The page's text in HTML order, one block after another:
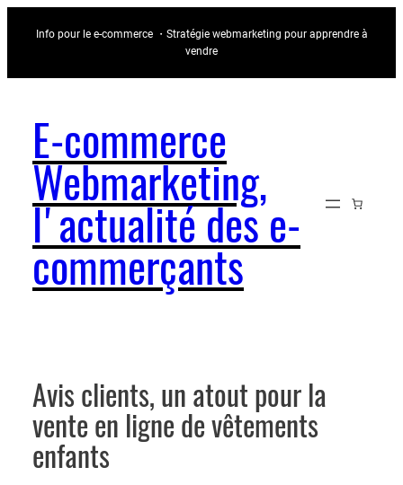
Info pour le e-commerce ・Stratégie webmarketing pour apprendre à
vendre
E-commerce
Webmarketing,
l'actualité des e-
commerçants
Avis clients, un atout pour la
vente en ligne de vêtements
enfants